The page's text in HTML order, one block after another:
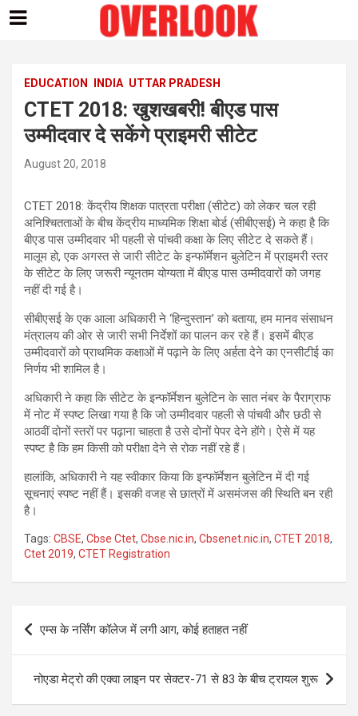
contentEDUCATION INDIA UTTAR PRADESH
CTET 2018: खुशखबरी! बीएड पास
उम्मीदवार दे सकेंगे प्राइमरी सीटेट
August 20, 2018
CTET 2018: केंद्रीय शिक्षक पात्रता परीक्षा (सीटेट) को लेकर चल रही
अनिश्चितताओं के बीच केंद्रीय माध्यमिक शिक्षा बोर्ड (सीबीएसई) ने कहा है कि
बीएड पास उम्मीदवार भी पहली से पांचवी कक्षा के लिए सीटेट दे सकते हैं।
मालूम हो, एक अगस्त से जारी सीटेट के इन्फॉर्मेशन बुलेटिन में प्राइमरी स्तर
के सीटेट के लिए जरूरी न्यूनतम योग्यता में बीएड पास उम्मीदवारों को जगह
नहीं दी गई है।
सीबीएसई के एक आला अधिकारी ने ‘हिन्दुस्तान’ को बताया, हम मानव संसाधन
मंत्रालय की ओर से जारी सभी निर्देशों का पालन कर रहे हैं। इसमें बीएड
उम्मीदवारों को प्राथमिक कक्षाओं में पढ़ाने के लिए अर्हता देने का एनसीटीई का
निर्णय भी शामिल है।
अधिकारी ने कहा कि सीटेट के इन्फॉर्मेशन बुलेटिन के सात नंबर के पैराग्राफ
में नोट में स्पष्ट लिखा गया है कि जो उम्मीदवार पहली से पांचवी और छठी से
आठवीं दोनों स्तरों पर पढ़ाना चाहता है उसे दोनों पेपर देने होंगे। ऐसे में यह
स्पष्ट है कि हम किसी को परीक्षा देने से रोक नहीं रहे हैं।
हालांकि, अधिकारी ने यह स्वीकार किया कि इन्फॉर्मेशन बुलेटिन में दी गई
सूचनाएं स्पष्ट नहीं हैं। इसकी वजह से छात्रों में असमंजस की स्थिति बन रही
है।
Tags: CBSE, Cbse Ctet, Cbse.nic.in, Cbsenet.nic.in, CTET 2018,
Ctet 2019, CTET Registration
Post
navigation
एम्स के नर्सिंग कॉलेज में लगी आग, कोई हताहत नहीं
नोएडा मेट्रो की एक्वा लाइन पर सेक्टर-71 से 83 के बीच ट्रायल शुरू